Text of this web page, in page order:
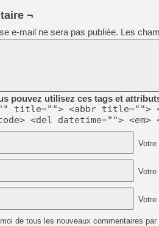
¬
e-mail ne sera pas publiée. Les
pouvez utilisez ces tags et
title=""> <abbr title="">
<del datetime="">
Votre
Votre
Votre
de tous les nouveaux commentaires par